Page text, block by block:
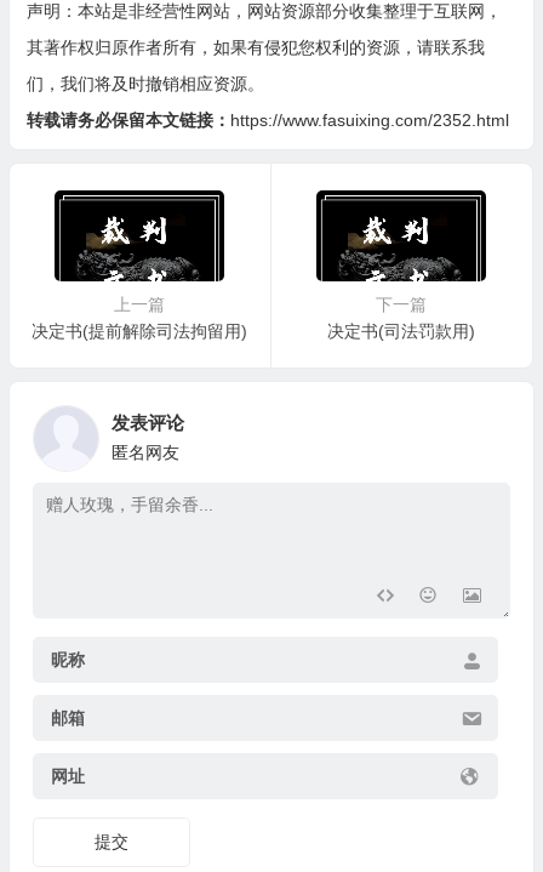
声明：本站是非经营性网站，网站资源部分收集整理于互联网，
其著作权归原作者所有，如果有侵犯您权利的资源，请联系我
们，我们将及时撤销相应资源。
转载请务必保留本文链接： https://www.fasuixing.com/2352.html
上一篇
决定书(提前解除司法拘留用)
下一篇
决定书(司法罚款用)
发表评论
匿名网友
昵称
邮箱
网址
提交